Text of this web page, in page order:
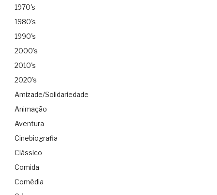
1970's
1980's
1990's
2000's
2010's
2020's
Amizade/Solidariedade
Animação
Aventura
Cinebiografia
Clássico
Comida
Comédia